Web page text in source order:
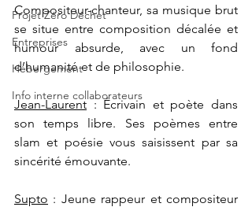
Projet Zéro Déchet
Entreprises
Hébergement
Info interne collaborateurs
Compositeur-chanteur, sa musique brut
se situe entre composition décalée et
humour absurde, avec un fond
d’humanité et de philosophie.
Jean-Laurent : Écrivain et poète dans
son temps libre. Ses poèmes entre
slam et poésie vous saisissent par sa
sincérité émouvante.
Supto : Jeune rappeur et compositeur